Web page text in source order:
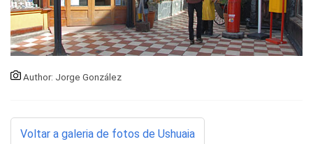
Author: Jorge González
Voltar a galeria de fotos de Ushuaia